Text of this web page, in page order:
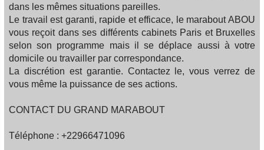
dans les mêmes situations pareilles.
Le travail est garanti, rapide et efficace, le marabout ABOU
vous reçoit dans ses différents cabinets Paris et Bruxelles
selon son programme mais il se déplace aussi à votre
domicile ou travailler par correspondance.
La discrétion est garantie. Contactez le, vous verrez de
vous même la puissance de ses actions.
CONTACT DU GRAND MARABOUT
Téléphone : +22966471096